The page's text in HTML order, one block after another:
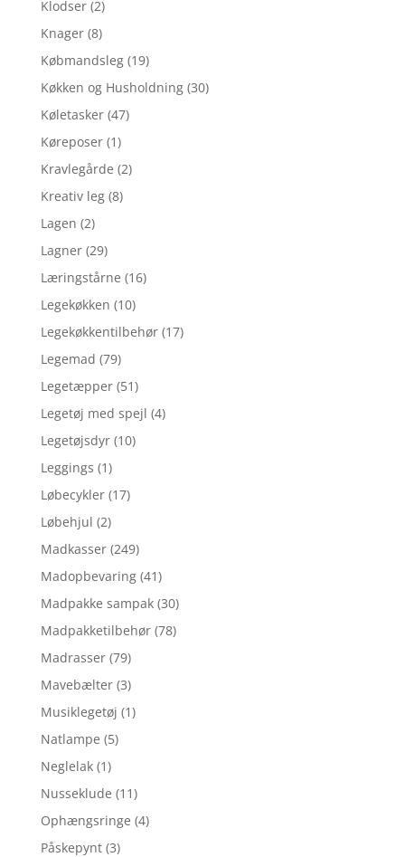
Klodser (2)
Knager (8)
Købmandsleg (19)
Køkken og Husholdning (30)
Køletasker (47)
Køreposer (1)
Kravlegårde (2)
Kreativ leg (8)
Lagen (2)
Lagner (29)
Læringstårne (16)
Legekøkken (10)
Legekøkkentilbehør (17)
Legemad (79)
Legetæpper (51)
Legetøj med spejl (4)
Legetøjsdyr (10)
Leggings (1)
Løbecykler (17)
Løbehjul (2)
Madkasser (249)
Madopbevaring (41)
Madpakke sampak (30)
Madpakketilbehør (78)
Madrasser (79)
Mavebælter (3)
Musiklegetøj (1)
Natlampe (5)
Neglelak (1)
Nusseklude (11)
Ophængsringe (4)
Påskepynt (3)